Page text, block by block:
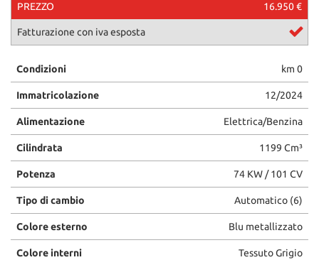
PREZZO 16.950 €
Fatturazione con iva esposta
Condizioni km 0
Immatricolazione 12/2024
Alimentazione Elettrica/Benzina
Cilindrata 1199 Cm³
Potenza 74 KW / 101 CV
Tipo di cambio Automatico (6)
Colore esterno Blu metallizzato
Colore interni Tessuto Grigio